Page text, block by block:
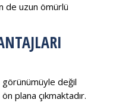
de uzun ömürlü
görünümüyle değil
plana çıkmaktadır.